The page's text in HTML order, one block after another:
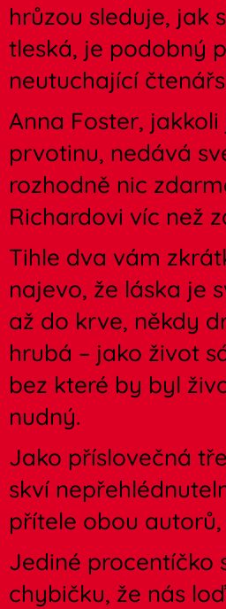
hrůzou sleduje, jak
tleská, je podobný
neutuchající
Anna Foster,
prvotinu, nedává
rozhodně nic
Richardovi víc než
Tihle dva vám
najevo, že láska je
až do krve, někdy
hrubá – jako život
bez které by byl
nudný.
Jako příslovečná
skví
přítele obou
Jediné procentíčko
chybičku, že nás